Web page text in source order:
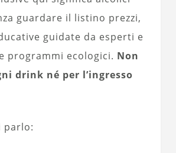
guardare il listino prezzi,
guidate da esperti e
programmi ecologici. Non
drink né per l’ingresso
parlo: